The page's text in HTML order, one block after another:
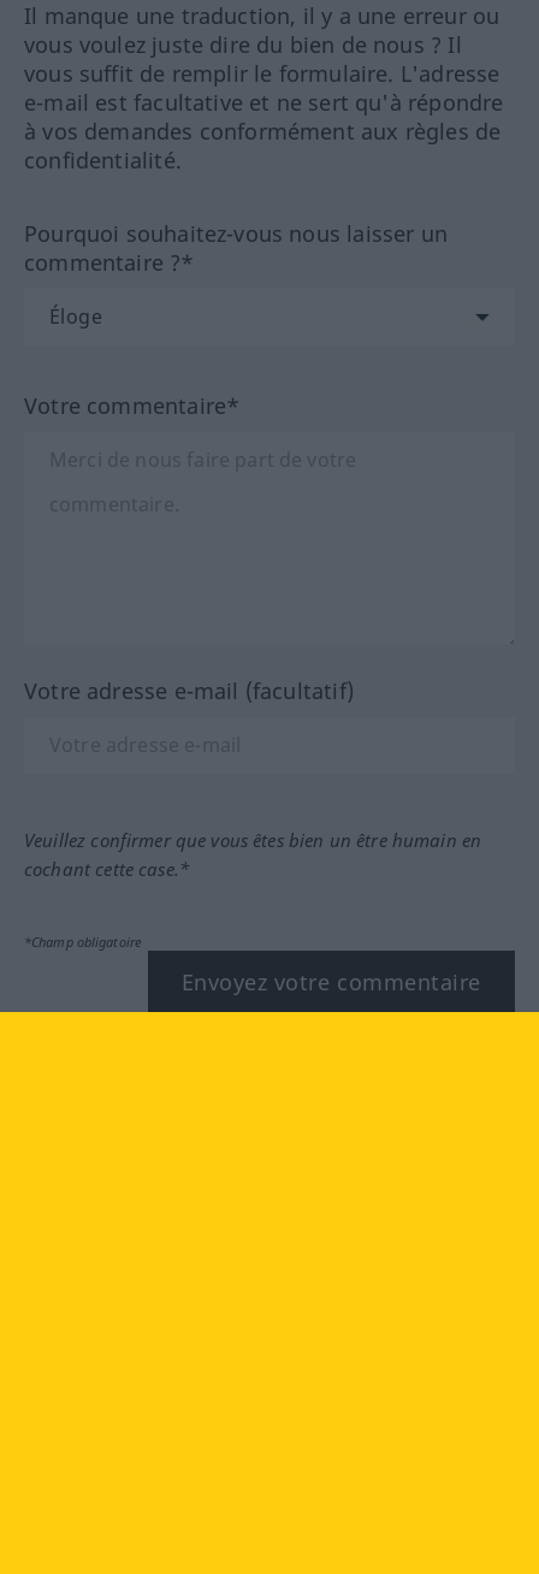
Il manque une traduction, il y a une erreur ou
vous voulez juste dire du bien de nous ? Il
vous suffit de remplir le formulaire. L'adresse
e-mail est facultative et ne sert qu'à répondre
à vos demandes conformément aux règles de
confidentialité.
Pourquoi souhaitez-vous nous laisser un
commentaire ?*
Votre commentaire*
Votre adresse e-mail (facultatif)
Veuillez confirmer que vous êtes bien un être humain en
cochant cette case.*
*Champ obligatoire
Envoyez votre commentaire